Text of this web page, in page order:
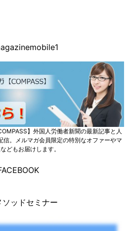
】外国人労働者新聞の最新記事と人
信。メルマガ会員限定の特別なオファーやマ
どもお届けします。
ソッドセミナー